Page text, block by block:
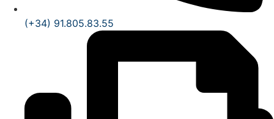
(+34) 91.805.83.55